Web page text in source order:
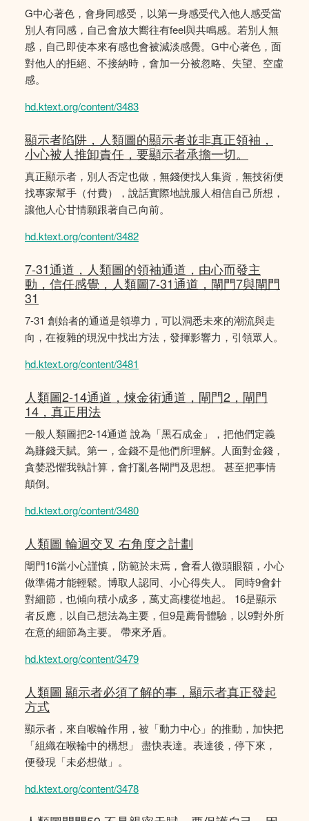
G中心著色，會身同感受，以第一身感受代入他人感受當
別人有同感，自己會放大嚮往有feel與共鳴感。若別人無
感，自己即使本來有感也會被減淡感覺。G中心著色，面
對他人的拒絕、不接納時，會加一分被忽略、失望、空虛
感。
hd.ktext.org/content/3483
顯示者陷阱，人類圖的顯示者並非真正領袖，
小心被人推卸責任，要顯示者承擔一切。
真正顯示者，別人否定也做，無錢便找人集資，無技術便
找專家幫手（付費），說話實際地說服人相信自己所想，
讓他人心甘情願跟著自己向前。
hd.ktext.org/content/3482
7-31通道，人類圖的領袖通道，由心而發主
動，信任感覺，人類圖7-31通道，閘門7與閘門
31
7-31 創始者的通道是領導力，可以洞悉未來的潮流與走
向，在複雜的現況中找出方法，發揮影響力，引領眾人。
hd.ktext.org/content/3481
人類圖2-14通道，煉金術通道，閘門2，閘門
14，真正用法
一般人類圖把2-14通道 說為「黑石成金」，把他們定義
為賺錢天賦。第一，金錢不是他們所理解。人面對金錢，
貪婪恐懼我執計算，會打亂各閘門及思想。 甚至把事情
顛倒。
hd.ktext.org/content/3480
人類圖 輪迴交叉 右角度之計劃
閘門16當小心謹慎，防範於未焉，會看人微頭眼額，小心
做準備才能輕鬆。博取人認同、小心得失人。 同時9會針
對細節，也傾向積小成多，萬丈高樓從地起。 16是顯示
者反應，以自己想法為主要，但9是薦骨體驗，以9對外所
在意的細節為主要。 帶來矛盾。
hd.ktext.org/content/3479
人類圖 顯示者必須了解的事，顯示者真正發起
方式
顯示者，來自喉輪作用，被「動力中心」的推動，加快把
「組織在喉輪中的構想」 盡快表達。表達後，停下來，
便發現「未必想做」。
hd.ktext.org/content/3478